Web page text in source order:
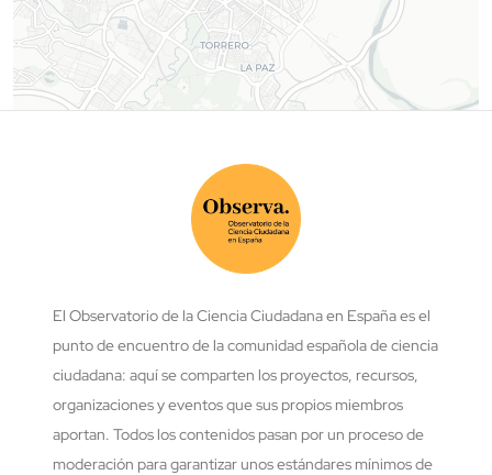
El Observatorio de la Ciencia Ciudadana en España es el
punto de encuentro de la comunidad española de ciencia
ciudadana: aquí se comparten los proyectos, recursos,
organizaciones y eventos que sus propios miembros
aportan. Todos los contenidos pasan por un proceso de
moderación para garantizar unos estándares mínimos de